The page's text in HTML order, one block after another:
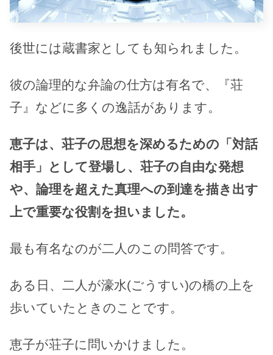
後世には蔵書家としても知られました。
彼の論理的な弁論の仕方は有名で、『荘
子』などに多くの逸話があります。
恵子は、荘子の思想を深めるための「対話
相手」として登場し、荘子の自由な発想
や、論理を超えた真理への到達を描き出す
上で重要な役割を担いました。
最も有名なのが二人のこの問答です。
ある日、二人が濠水(ごうすい)の橋の上を
歩いていたときのことです。
恵子が荘子に問いかけました。